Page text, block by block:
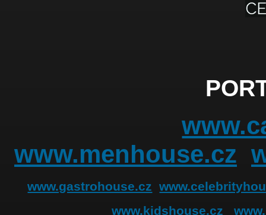
www.menhouse.cz
www.gastrohouse.cz
www.kidshouse.cz